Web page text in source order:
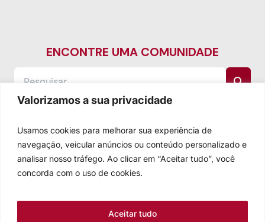
Valorizamos a sua privacidade
Usamos cookies para melhorar sua experiência de
navegação, veicular anúncios ou conteúdo personalizado e
analisar nosso tráfego. Ao clicar em “Aceitar tudo”, você
concorda com o uso de cookies.
Aceitar tudo
ENCONTRE UMA COMUNIDADE